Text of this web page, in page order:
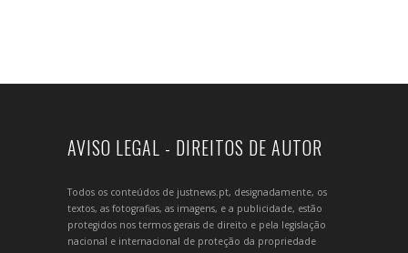
AVISO LEGAL - DIREITOS DE AUTOR
Todos os conteúdos de justnews.pt, designadamente, os
textos, as fotografias, as imagens, e a publicidade, estão
protegidos nos termos gerais de direito e pela legislação
nacional e internacional de proteção da propriedade